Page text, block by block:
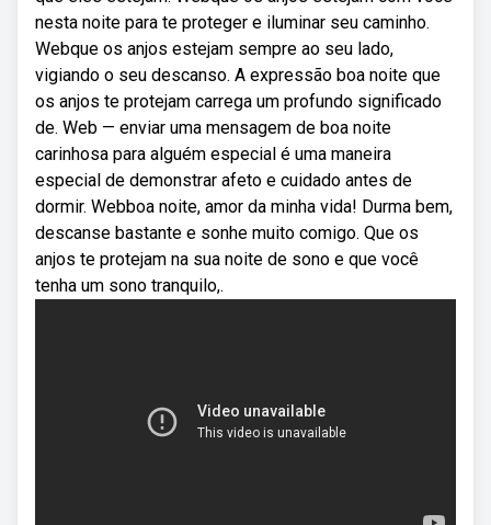
nesta noite para te proteger e iluminar seu caminho.
Webque os anjos estejam sempre ao seu lado,
vigiando o seu descanso. A expressão boa noite que
os anjos te protejam carrega um profundo significado
de. Web — enviar uma mensagem de boa noite
carinhosa para alguém especial é uma maneira
especial de demonstrar afeto e cuidado antes de
dormir. Webboa noite, amor da minha vida! Durma bem,
descanse bastante e sonhe muito comigo. Que os
anjos te protejam na sua noite de sono e que você
tenha um sono tranquilo,.